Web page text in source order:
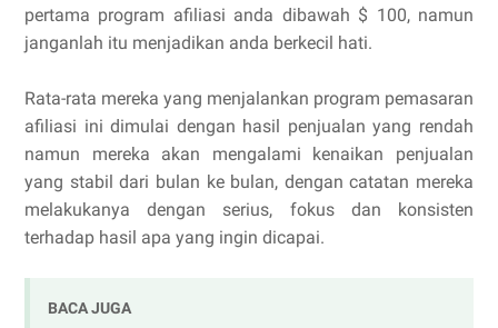
pertama program afiliasi anda dibawah $ 100, namun
janganlah itu menjadikan anda berkecil hati.
Rata-rata mereka yang menjalankan program pemasaran
afiliasi ini dimulai dengan hasil penjualan yang rendah
namun mereka akan mengalami kenaikan penjualan
yang stabil dari bulan ke bulan, dengan catatan mereka
melakukanya dengan serius, fokus dan konsisten
terhadap hasil apa yang ingin dicapai.
BACA JUGA